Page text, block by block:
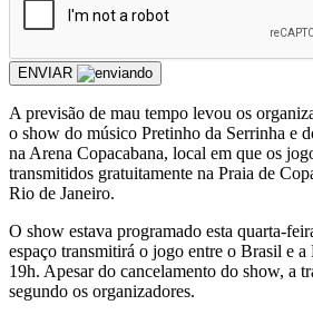
ENVIAR
A previsão de mau tempo levou os
o show do músico Pretinho da Serrinha e
na Arena Copacabana, local em que os
transmitidos gratuitamente na Praia de
Rio de Janeiro.
O show estava programado esta quarta-
espaço transmitirá o jogo entre o Brasil e a
19h. Apesar do cancelamento do show, a
segundo os organizadores.